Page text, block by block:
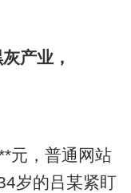
产业，
，普通网站
岁的吕某紧盯